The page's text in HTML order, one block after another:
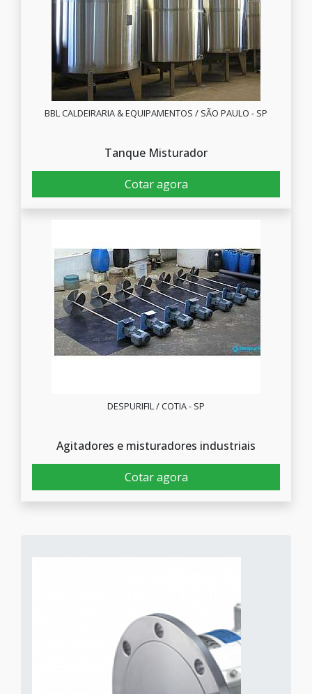
BBL CALDEIRARIA & EQUIPAMENTOS / SÃO PAULO - SP
Tanque Misturador
Cotar agora
DESPURIFIL / COTIA - SP
Agitadores e misturadores industriais
Cotar agora